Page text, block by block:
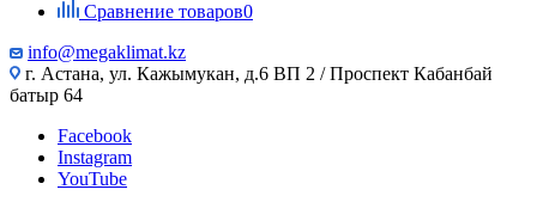
Сравнение товаров0
info@megaklimat.kz
г. Астана, ул. Кажымукан, д.6 ВП 2 / Проспект Кабанбай
батыр 64
Facebook
Instagram
YouTube